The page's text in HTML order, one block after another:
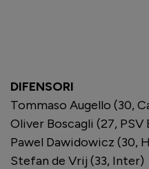
DIFENSORI
Tommaso Augello (30,
Oliver Boscagli (27, PSV
Pawel Dawidowicz (30,
Stefan de Vrij (33, Inter)